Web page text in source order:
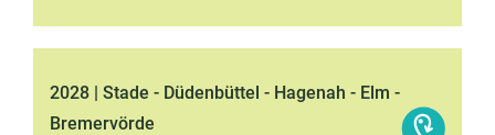
2028 | Stade - Düdenbüttel - Hagenah - Elm -
Bremervörde